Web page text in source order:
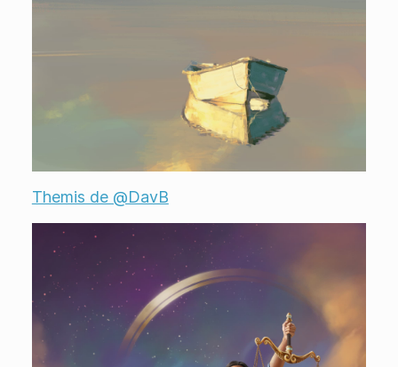
Themis de @DavB